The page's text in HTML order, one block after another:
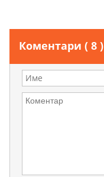
Коментари ( 8 )